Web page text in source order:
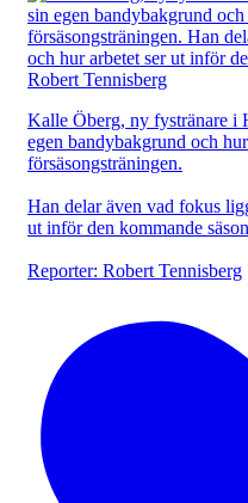
Kalle Öberg, ny fystränare i
egen bandybakgrund och
försäsongsträningen.
Han delar även vad fokus
ut inför den kommande
Reporter: Robert Tennisberg